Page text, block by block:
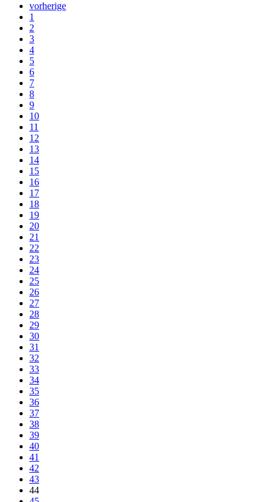
vorherige
1
2
3
4
5
6
7
8
9
10
11
12
13
14
15
16
17
18
19
20
21
22
23
24
25
26
27
28
29
30
31
32
33
34
35
36
37
38
39
40
41
42
43
44